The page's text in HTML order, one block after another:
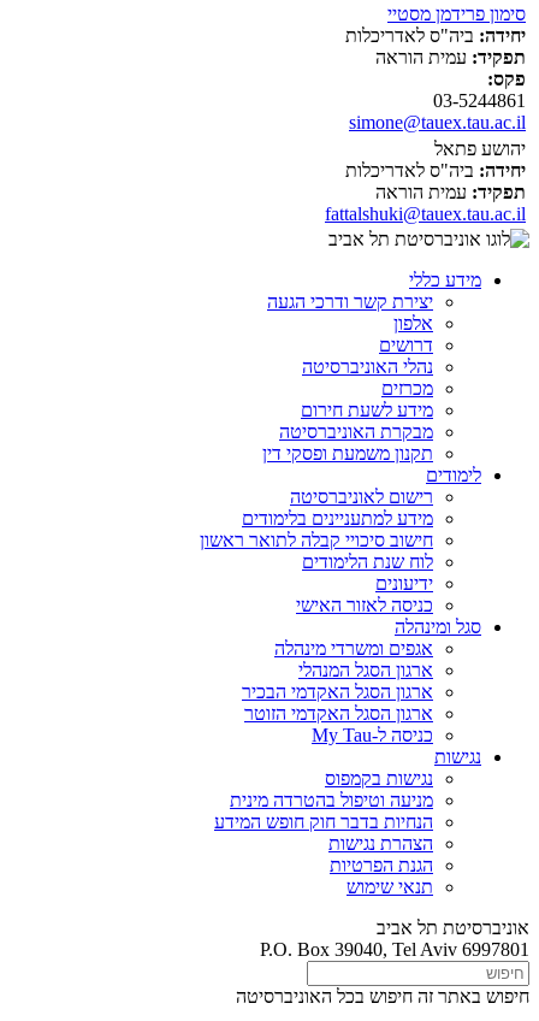
סימון פרידמן מסטיי
יחידה: ביה"ס לאדריכלות
תפקיד: עמית הוראה
פקס:
03-5244861
simone@tauex.tau.ac.il
יהושע פתאל
יחידה: ביה"ס לאדריכלות
תפקיד: עמית הוראה
fattalshuki@tauex.tau.ac.il
מידע כללי
יצירת קשר ודרכי הגעה
אלפון
דרושים
נהלי האוניברסיטה
מכרזים
מידע לשעת חירום
מבקרת האוניברסיטה
תקנון משמעת ופסקי דין
לימודים
רישום לאוניברסיטה
מידע למתעניינים בלימודים
חישוב סיכויי קבלה לתואר ראשון
לוח שנת הלימודים
ידיעונים
כניסה לאזור האישי
סגל ומינהלה
אגפים ומשרדי מינהלה
ארגון הסגל המנהלי
ארגון הסגל האקדמי הבכיר
ארגון הסגל האקדמי הזוטר
כניסה ל-My Tau
נגישות
נגישות בקמפוס
מניעה וטיפול בהטרדה מינית
הנחיות בדבר חוק חופש המידע
הצהרת נגישות
הגנת הפרטיות
תנאי שימוש
אוניברסיטת תל אביב
P.O. Box 39040, Tel Aviv 6997801
חיפוש באתר זה חיפוש בכל האוניברסיטה